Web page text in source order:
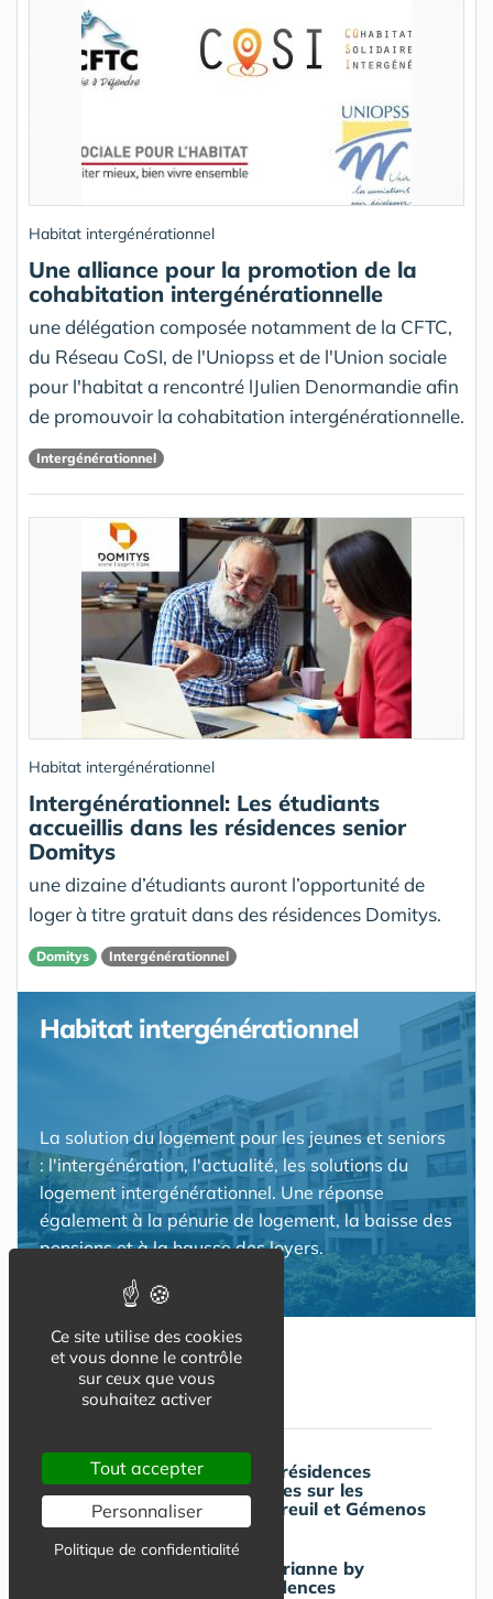
Habitat intergénérationnel
Une alliance pour la promotion de la
cohabitation intergénérationnelle
une délégation composée notamment de la CFTC,
du Réseau CoSI, de l'Uniopss et de l'Union sociale
pour l'habitat a rencontré lJulien Denormandie afin
de promouvoir la cohabitation intergénérationnelle.
Intergénérationnel
Habitat intergénérationnel
Intergénérationnel: Les étudiants
accueillis dans les résidences senior
Domitys
une dizaine d’étudiants auront l’opportunité de
loger à titre gratuit dans des résidences Domitys.
Domitys Intergénérationnel
Habitat intergénérationnel
La solution du logement pour les jeunes et seniors
: l'intergénération, l'actualité, les solutions du
logement intergénérationnel. Une réponse
également à la pénurie de logement, la baisse des
pensions et à la hausse des loyers.
A lire aussi
Carrere livre deux résidences
intergénérationnelles sur les
communes de Meyreuil et Gémenos
Les Maisons de Marianne by
Clésence , des résidences
Ce site utilise des cookies
et vous donne le contrôle
sur ceux que vous
souhaitez activer
Tout accepter
Personnaliser
Politique de confidentialité